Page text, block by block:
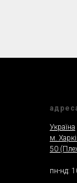
Україна
м.
50
пн-нд: